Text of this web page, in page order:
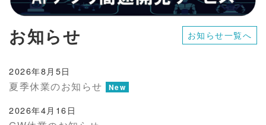
お知らせ お知らせ一覧へ
2026年8月5日
夏季休業のお知らせ New
2026年4月16日